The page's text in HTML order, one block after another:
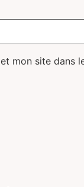
mon site dans